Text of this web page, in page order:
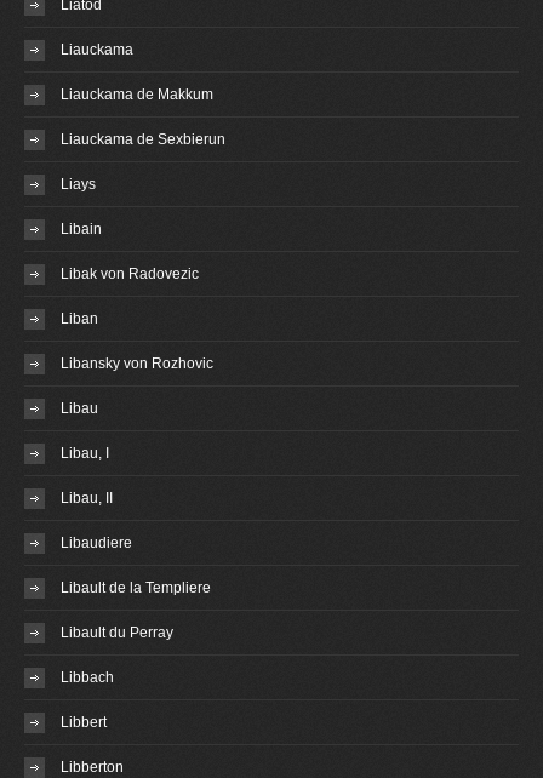
Liatod
Liauckama
Liauckama de Makkum
Liauckama de Sexbierun
Liays
Libain
Libak von Radovezic
Liban
Libansky von Rozhovic
Libau
Libau, I
Libau, II
Libaudiere
Libault de la Templiere
Libault du Perray
Libbach
Libbert
Libberton